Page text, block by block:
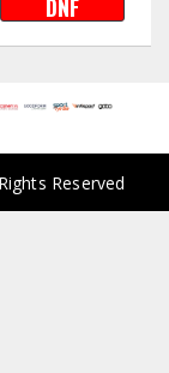
DNF
Reserved